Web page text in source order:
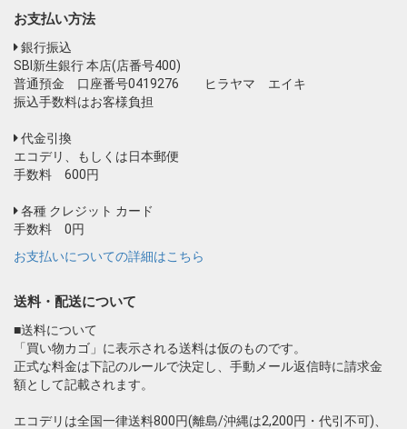
お支払い方法
銀行振込
SBI新生銀行 本店(店番号400)
普通預金 口座番号0419276 ヒラヤマ エイキ
振込手数料はお客様負担
代金引換
エコデリ、もしくは日本郵便
手数料 600円
各種 クレジット カード
手数料 0円
お支払いについての詳細はこちら
送料・配送について
■送料について
「買い物カゴ」に表示される送料は仮のものです。
正式な料金は下記のルールで決定し、手動メール返信時に請求金
額として記載されます。
エコデリは全国一律送料800円(離島/沖縄は2,200円・代引不可)、